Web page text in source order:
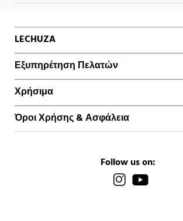
LECHUZA
Εξυπηρέτηση Πελατών
Χρήσιμα
Όροι Χρήσης & Ασφάλεια
Follow us on: